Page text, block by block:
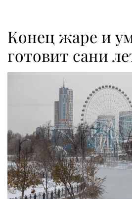
Конец жаре и
готовит сани